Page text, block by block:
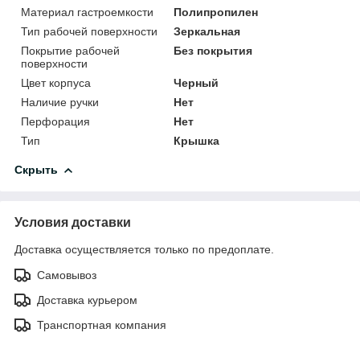
Материал гастроемкости
Полипропилен
Тип рабочей поверхности
Зеркальная
Покрытие рабочей
поверхности
Без покрытия
Цвет корпуса
Черный
Наличие ручки
Нет
Перфорация
Нет
Тип
Крышка
Скрыть
Условия доставки
Доставка осуществляется только по предоплате.
Самовывоз
Доставка курьером
Транспортная компания